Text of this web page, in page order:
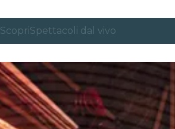
ScopriSpettacoli dal vivo
Candlelight
Londra